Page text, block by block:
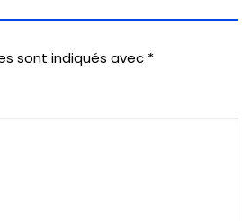
sont indiqués avec *